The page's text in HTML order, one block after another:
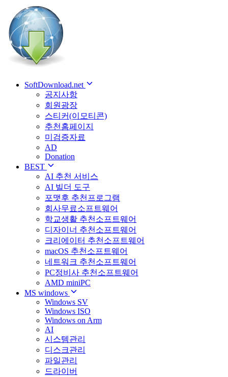
SoftDownload.net
공지사항
회원광장
스티커(이모티콘)
추천홈페이지
미검증자료
AD
Donation
BEST
AI 추천 서비스
AI 빌더 도구
포맷후 추천프로그램
회사무료소프트웨어
학교생활 추천소프트웨어
디자이너 추천소프트웨어
크리에이터 추천소프트웨어
macOS 추천소프트웨어
네트워크 추천소프트웨어
PC정비사 추천소프트웨어
AMD miniPC
MS windows
Windows SV
Windows ISO
Windows on Arm
AI
시스템관리
디스크관리
파일관리
드라이버